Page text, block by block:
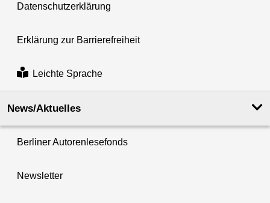
Datenschutzerklärung
Erklärung zur Barrierefreiheit
Leichte Sprache
News/Aktuelles
Berliner Autorenlesefonds
Newsletter